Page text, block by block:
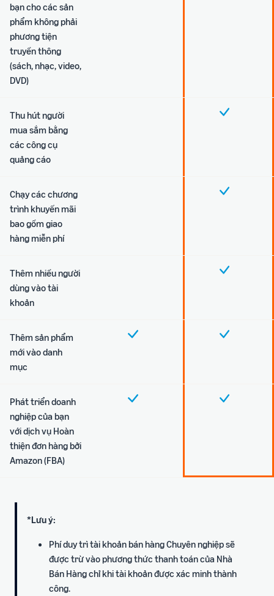
bạn cho các sản
phẩm không phải
phương tiện
truyền thông
(sách, nhạc, video,
DVD)
Thu hút người
mua sắm bằng
các công cụ
quảng cáo
Chạy các chương
trình khuyến mãi
bao gồm giao
hàng miễn phí
Thêm nhiều người
dùng vào tài
khoản
Thêm sản phẩm
mới vào danh
mục
Phát triển doanh
nghiệp của bạn
với dịch vụ Hoàn
thiện đơn hàng bởi
Amazon (FBA)
*Lưu ý:
Phí duy trì tài khoản bán hàng Chuyên nghiệp sẽ
được trừ vào phương thức thanh toán của Nhà
Bán Hàng chỉ khi tài khoản được xác minh thành
công.